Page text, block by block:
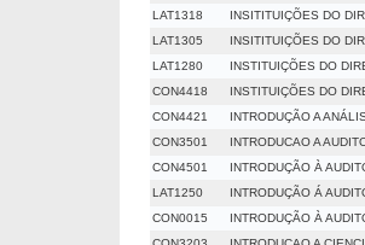
LAT1318
INSITITUIÇÕES DO
LAT1305
INSITITUIÇÕES DO
LAT1280
INSTITUIÇÕES DO
CON4418
INSTITUIÇÕES DO
CON4421
INTRODUÇÃO A
CON3501
INTRODUCAO A
CON4501
INTRODUÇÃO À
LAT1250
INTRODUÇÃO Á
CON0015
INTRODUÇÃO À